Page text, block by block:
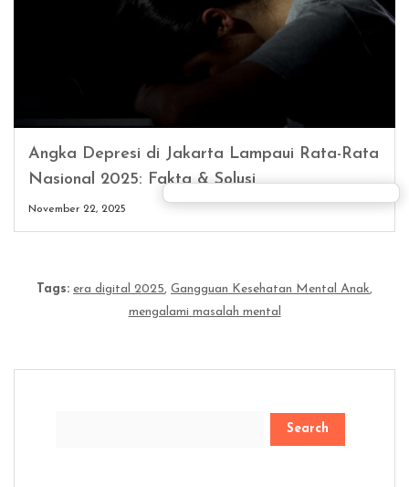
Angka Depresi di Jakarta Lampaui Rata-Rata
Nasional 2025: Fakta & Solusi
November 22, 2025
Tags: era digital 2025, Gangguan Kesehatan Mental Anak,
mengalami masalah mental